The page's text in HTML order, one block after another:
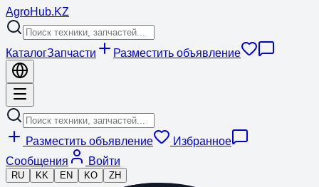
AgroHub.KZ
КаталогЗапчасти Разместить объявление
Разместить объявление
Избранное
Сообщения
Войти
RU KK EN KO ZH